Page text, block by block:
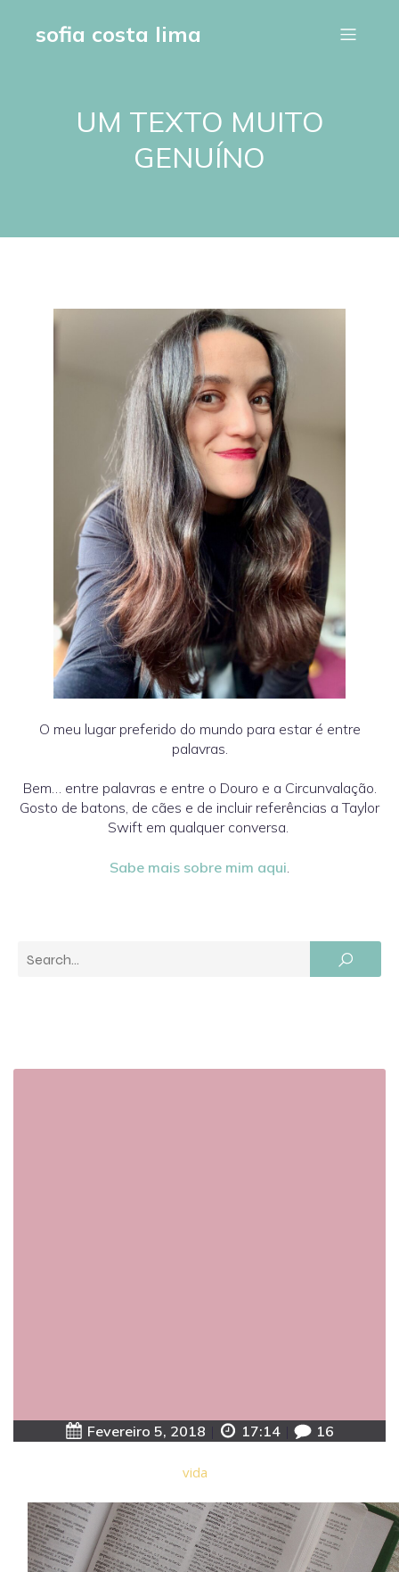
sofia costa lima
UM TEXTO MUITO
GENUÍNO
O meu lugar preferido do mundo para estar é entre
palavras.
Bem… entre palavras e entre o Douro e a Circunvalação.
Gosto de batons, de cães e de incluir referências a Taylor
Swift em qualquer conversa.
Sabe mais sobre mim aqui.
Fevereiro 5, 2018 17:14 16
vida